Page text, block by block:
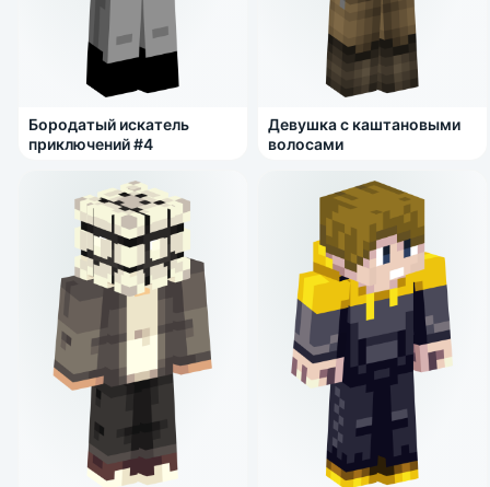
Бородатый искатель
приключений #4
Девушка с каштановыми
волосами